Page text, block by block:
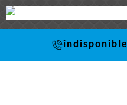
indisponible